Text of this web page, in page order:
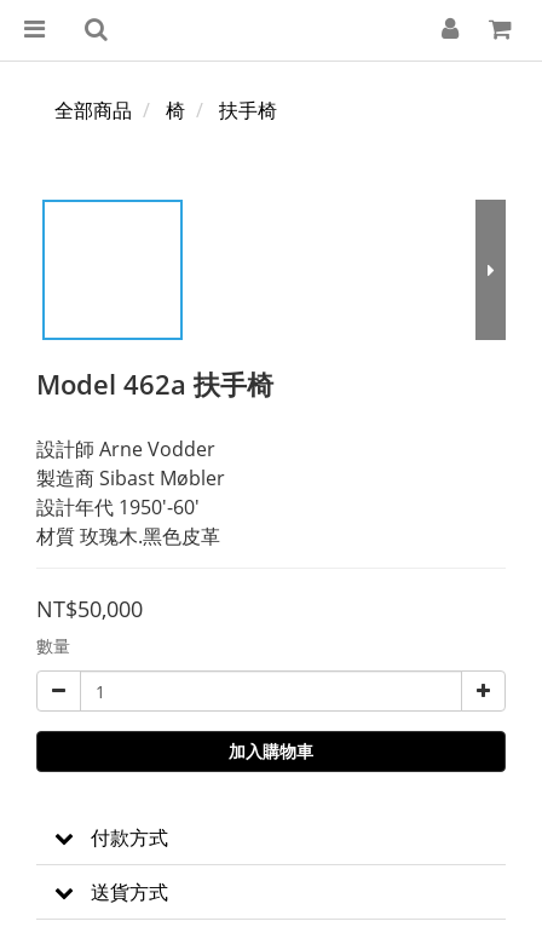
全部商品 椅 扶手椅
Model 462a 扶手椅
設計師 Arne Vodder
製造商 Sibast Møbler
設計年代 1950'-60'
材質 玫瑰木.黑色皮革
NT$50,000
數量
加入購物車
付款方式
送貨方式